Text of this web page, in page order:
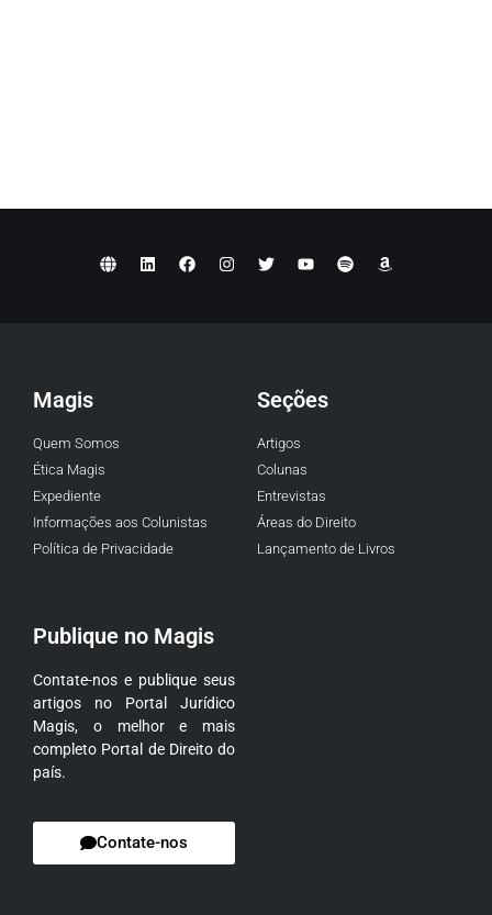
Magis
Quem Somos
Ética Magis
Expediente
Informações aos Colunistas
Política de Privacidade
Seções
Artigos
Colunas
Entrevistas
Áreas do Direito
Lançamento de Livros
Publique no Magis
Contate-nos e publique seus
artigos no Portal Jurídico
Magis, o melhor e mais
completo Portal de Direito do
país.
Contate-nos